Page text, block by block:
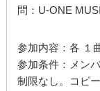
問：U-ONE
参加内容：各 １
参加条件：メン
制限なし。コピ